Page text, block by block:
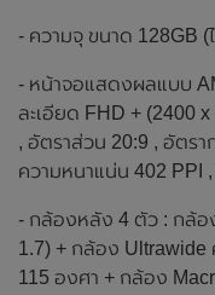
- ความจุ ขนาด 128GB
- หน้าจอแสดงผลแบบ
ละเอียด FHD + (2400
, อัตราส่วน 20:9 , อัตร
ความหนาแน่น 402 PPI
- กล้องหลัง 4 ตัว : กล้อ
1.7) + กล้อง Ultrawide
115 องศา + กล้อง